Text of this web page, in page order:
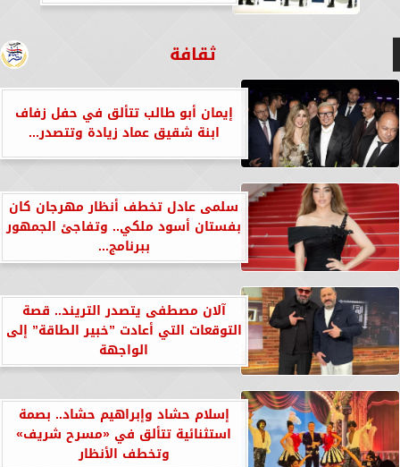
ثقافة
إيمان أبو طالب تتألق في حفل زفاف
ابنة شقيق عماد زيادة وتتصدر...
سلمى عادل تخطف أنظار مهرجان كان
بفستان أسود ملكي.. وتفاجئ الجمهور
ببرنامج...
​آلان مصطفى يتصدر التريند.. قصة
التوقعات التي أعادت ”خبير الطاقة” إلى
الواجهة
إسلام حشاد وإبراهيم حشاد.. بصمة
استثنائية تتألق في «مسرح شريف»
وتخطف الأنظار